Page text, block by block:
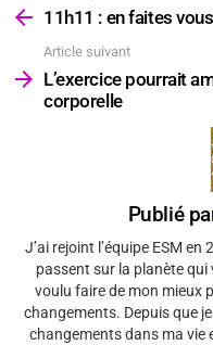
plus
11h11 : en faites
Article suivant
L’exercice pourrait
corporelle
Publié
J’ai rejoint l’équipe ESM
passent sur la planète qui
voulu faire de mon mieux
changements. Depuis que
changements dans ma vie